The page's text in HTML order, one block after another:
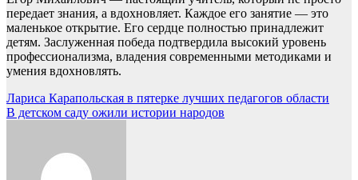
передает знания, а вдохновляет. Каждое его занятие — это
маленькое открытие. Его сердце полностью принадлежит
детям. Заслуженная победа подтвердила высокий уровень
профессионализма, владения современными методиками и
умения вдохновлять.
Навигация
по
Лариса Карапольская в пятерке лучших педагогов области
В детском саду ожили истории народов